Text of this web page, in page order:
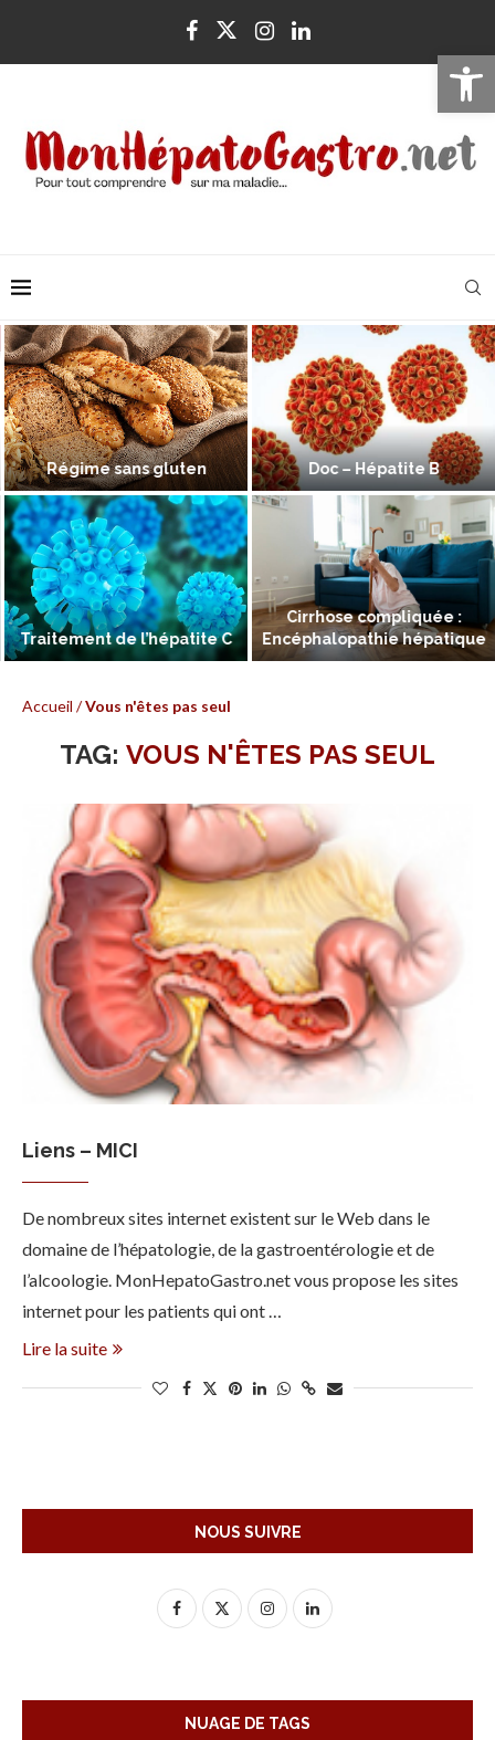
Ouvrir
Régime sans gluten Doc – Hépatite B
Traitement de l’hépatite C
Cirrhose compliquée :
Encéphalopathie hépatique
Accueil /Vous n'êtes pas seul
TAG: VOUS N'ÊTES PAS SEUL
Liens – MICI
De nombreux sites internet existent sur le Web dans le
domaine de l’hépatologie, de la gastroentérologie et de
l’alcoologie. MonHepatoGastro.net vous propose les sites
internet pour les patients qui ont …
Lire la suite
NOUS SUIVRE
NUAGE DE TAGS